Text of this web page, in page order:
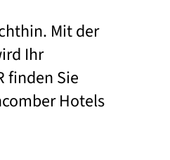
Mit der
Ihr
finden Sie
Hotels